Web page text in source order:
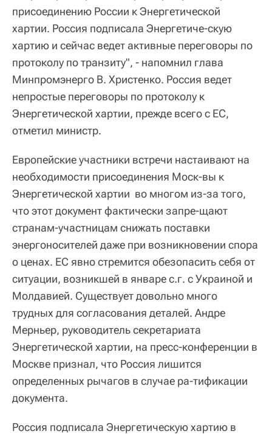
присоединению России к Энергетической
хартии. Россия подписала Энергетиче-скую
хартию и сейчас ведет активные переговоры по
протоколу по транзиту", - напомнил глава
Минпромэнерго В. Христенко. Россия ведет
непростые переговоры по протоколу к
Энергетической хартии, прежде всего с ЕС,
отметил министр.
Европейские участники встречи настаивают на
необходимости присоединения Моск-вы к
Энергетической хартии во многом из-за того,
что этот документ фактически запре-щают
странам-участницам снижать поставки
энергоносителей даже при возникновении спора
о ценах. ЕС явно стремится обезопасить себя от
ситуации, возникшей в январе с.г. с Украиной и
Молдавией. Существует довольно много
трудных для согласования деталей. Андре
Мерньер, руководитель секретариата
Энергетической хартии, на пресс-конференции в
Москве признал, что Россия лишится
определенных рычагов в случае ра-тификации
документа.
Россия подписала Энергетическую хартию в